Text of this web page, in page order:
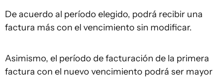
De acuerdo al período elegido, podrá recibir una
factura más con el vencimiento sin modificar.
Asimismo, el período de facturación de la primera
factura con el nuevo vencimiento podrá ser mayor